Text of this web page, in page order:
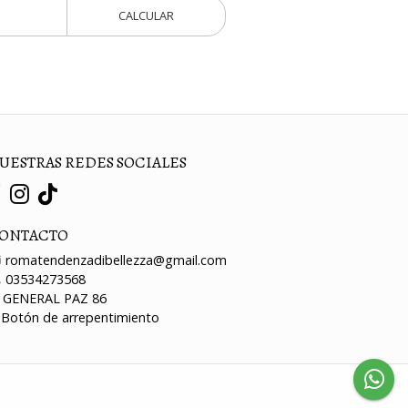
CALCULAR
REDES SOCIALES
romatendenzadibellezza@gmail.com
03534273568
GENERAL PAZ 86
de arrepentimiento